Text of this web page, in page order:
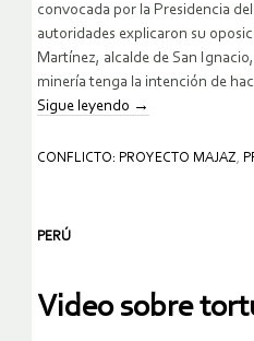
convocada por la Presidencia
autoridades explicaron su
Martínez, alcalde de San
minería tenga la intención de
Sigue leyendo →
CONFLICTO: PROYECTO MAJAZ
PERÚ
Video sobre